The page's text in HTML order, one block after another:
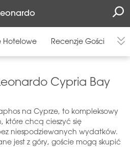
Hotelowe Recenzje Gości
Cypria Bay
na Cyprze, to kompleksowy
które chcą cieszyć się
niespodziewanych wydatków.
jest z góry, goście mogą skupić